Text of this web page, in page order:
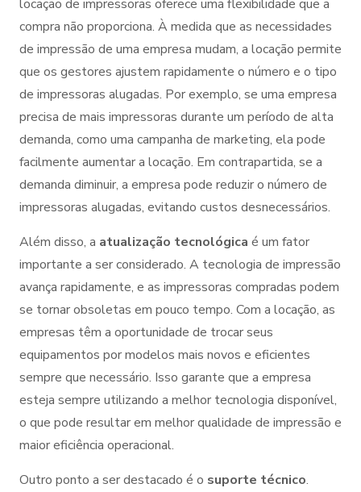
locação de impressoras oferece uma flexibilidade que a
compra não proporciona. À medida que as necessidades
de impressão de uma empresa mudam, a locação permite
que os gestores ajustem rapidamente o número e o tipo
de impressoras alugadas. Por exemplo, se uma empresa
precisa de mais impressoras durante um período de alta
demanda, como uma campanha de marketing, ela pode
facilmente aumentar a locação. Em contrapartida, se a
demanda diminuir, a empresa pode reduzir o número de
impressoras alugadas, evitando custos desnecessários.
Além disso, a atualização tecnológica é um fator
importante a ser considerado. A tecnologia de impressão
avança rapidamente, e as impressoras compradas podem
se tornar obsoletas em pouco tempo. Com a locação, as
empresas têm a oportunidade de trocar seus
equipamentos por modelos mais novos e eficientes
sempre que necessário. Isso garante que a empresa
esteja sempre utilizando a melhor tecnologia disponível,
o que pode resultar em melhor qualidade de impressão e
maior eficiência operacional.
Outro ponto a ser destacado é o suporte técnico.